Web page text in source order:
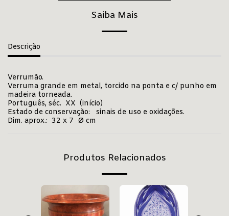
Saiba Mais
Descrição
Verrumão.
Verruma grande em metal, torcido na ponta e c/ punho em
madeira torneada.
Português, séc. XX (início)
Estado de conservação: sinais de uso e oxidações.
Dim. aprox.: 32 x 7 Ø cm
Produtos Relacionados